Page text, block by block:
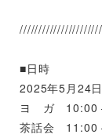
概
■日時
2025年5月24日
ヨ ガ 10:00 –
茶話会 11:00